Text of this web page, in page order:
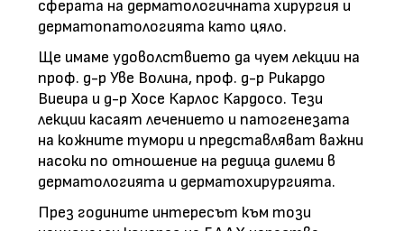
сферата на дерматологичната хирургия и
дерматопатологията като цяло.
Ще имаме удоволствието да чуем лекции на
проф. д-р Уве Волина, проф. д-р Рикардо
Виеира и д-р Хосе Карлос Кардосо. Тези
лекции касаят лечението и патогенезата
на кожните тумори и представляват важни
насоки по отношение на редица дилеми в
дерматологията и дерматохирургията.
През годините интересът към този